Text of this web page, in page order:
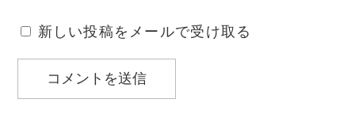
新しい投稿をメールで受け取る